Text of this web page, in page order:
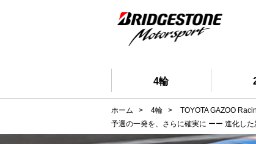
4輪
ホーム > 4輪 > TOYOTA GAZOO
予選の一発を、さらに確実に ーー 進化し